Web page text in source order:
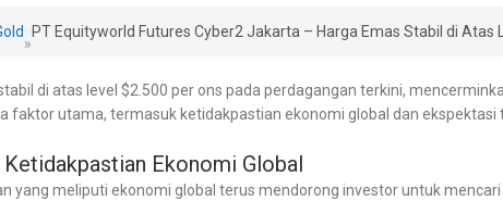
»
PT Equityworld Futures Cyber2 Jakarta – Harga Emas Stabil di Atas
di atas level $2.500 per ons pada perdagangan terkini,
faktor utama, termasuk ketidakpastian ekonomi global dan ekspektasi
Ketidakpastian Ekonomi Global
yang meliputi ekonomi global terus mendorong investor untuk